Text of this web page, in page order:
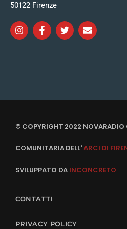
50122 Firenze
© COPYRIGHT 2022 NOVARADIO
COMUNITARIA DELL'ARCI DI
SVILUPPATO DA INCONCRETO
CONTATTI
PRIVACY POLICY